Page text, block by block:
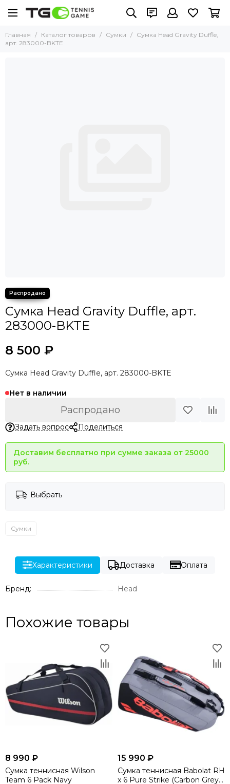
Главная Каталог товаров Сумки
Сумка Head Gravity Duffle,
арт. 283000-BKTE
Сумка Head Gravity Duffle, арт.
283000-BKTE
8 500 ₽
Сумка Head Gravity Duffle, арт. 283000-BKTE
Нет в наличии
Распродано
Задать вопрос Поделиться
Доставим бесплатно при сумме заказа от 25000
руб.
Выбрать
Сумки
Характеристики Доставка Оплата
Бренд: Head
Похожие товары
8 990 ₽
Сумка теннисная Wilson
Team 6 Pack Navy
15 990 ₽
Сумка теннисная Babolat RH
x 6 Pure Strike (Carbon Grey